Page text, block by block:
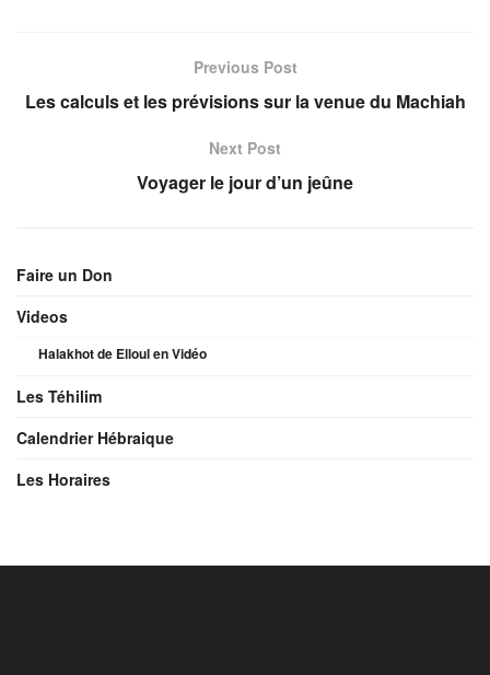
Previous Post
Les calculs et les prévisions sur la venue du Machiah
Next Post
Voyager le jour d’un jeûne
Faire un Don
Videos
Halakhot de Elloul en Vidéo
Les Téhilim
Calendrier Hébraique
Les Horaires